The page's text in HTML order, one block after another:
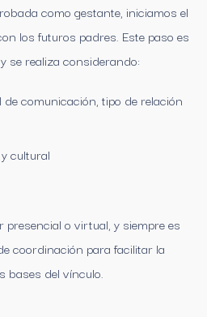
como gestante, iniciamos el
los futuros padres. Este paso es
se realiza considerando:
comunicación, tipo de relación
cultural
presencial o virtual, y siempre es
coordinación para facilitar la
bases del vínculo.